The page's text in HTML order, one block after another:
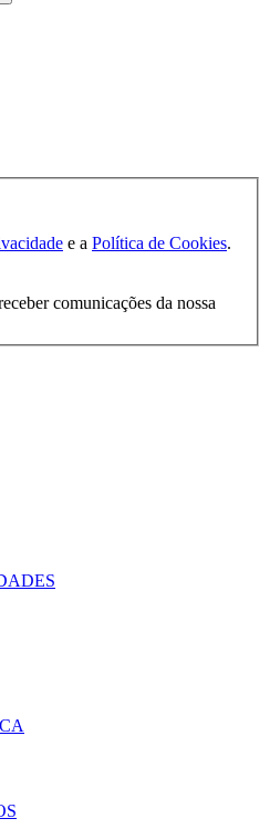
e a Política de Cookies.
comunicações da nossa